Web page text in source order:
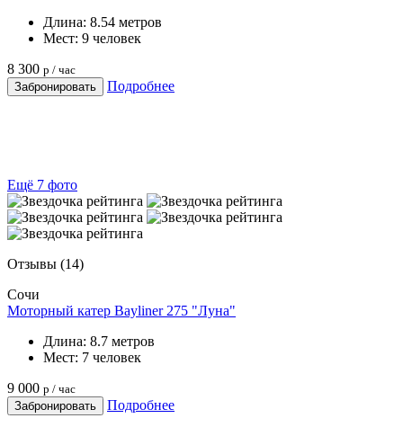
Длина: 8.54 метров
Мест: 9 человек
8 300 р / час
Забронировать
Подробнее
Ещё 7 фото
Отзывы (14)
Сочи
Моторный катер Bayliner 275 "Луна"
Длина: 8.7 метров
Мест: 7 человек
9 000 р / час
Забронировать
Подробнее